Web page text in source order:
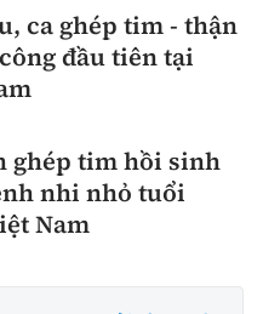
ca ghép tim - thận
đầu tiên tại
ghép tim hồi sinh
nhi nhỏ tuổi
Nam